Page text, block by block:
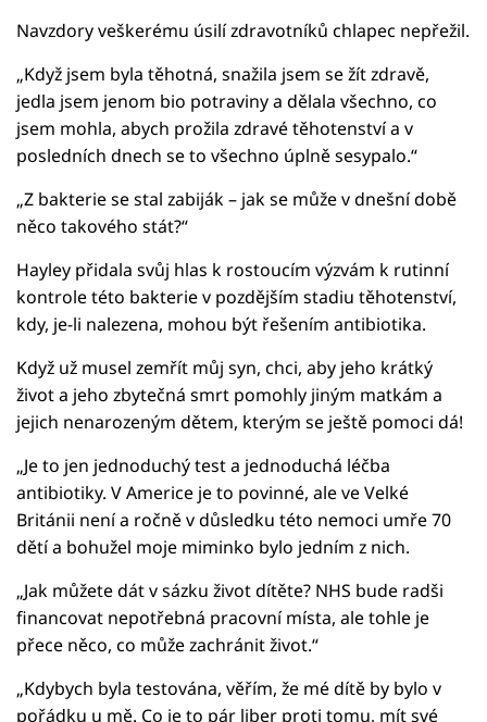
Navzdory veškerému úsilí zdravotníků chlapec nepřežil.
„Když jsem byla těhotná, snažila jsem se žít zdravě,
jedla jsem jenom bio potraviny a dělala všechno, co
jsem mohla, abych prožila zdravé těhotenství a v
posledních dnech se to všechno úplně sesypalo.“
„Z bakterie se stal zabiják – jak se může v dnešní době
něco takového stát?“
Hayley přidala svůj hlas k rostoucím výzvám k rutinní
kontrole této bakterie v pozdějším stadiu těhotenství,
kdy, je-li nalezena, mohou být řešením antibiotika.
Když už musel zemřít můj syn, chci, aby jeho krátký
život a jeho zbytečná smrt pomohly jiným matkám a
jejich nenarozeným dětem, kterým se ještě pomoci dá!
„Je to jen jednoduchý test a jednoduchá léčba
antibiotiky. V Americe je to povinné, ale ve Velké
Británii není a ročně v důsledku této nemoci umře 70
dětí a bohužel moje miminko bylo jedním z nich.
„Jak můžete dát v sázku život dítěte? NHS bude radši
financovat nepotřebná pracovní místa, ale tohle je
přece něco, co může zachránit život.“
„Kdybych byla testována, věřím, že mé dítě by bylo v
pořádku u mě. Co je to pár liber proti tomu, mít své